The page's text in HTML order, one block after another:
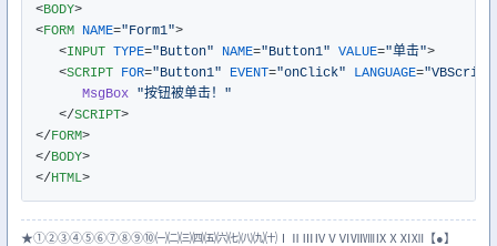
<BODY>
<FORM NAME="Form1">
<INPUT TYPE="Button" NAME="Button1" VALUE="单击">
<SCRIPT FOR="Button1" EVENT="onClick" LANGUAGE=
MsgBox "按钮被单击！"
</SCRIPT>
</FORM>
</BODY>
</HTML>
★①②③④⑤⑥⑦⑧⑨⑩㈠㈡㈢㈣㈤㈥㈦㈧㈨㈩ⅠⅡⅢⅣⅤⅥⅦⅧⅨⅩⅪⅫ【●】